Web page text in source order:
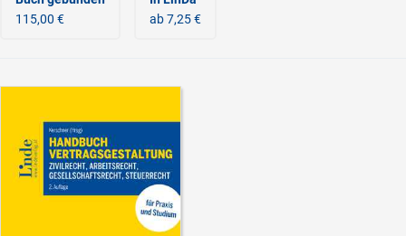
115,00 €
ab 7,25 €